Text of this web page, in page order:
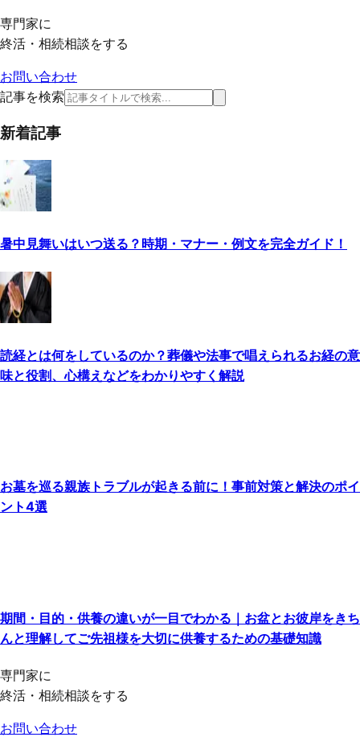
専門家に
終活・相続相談をする
お問い合わせ
記事を検索
新着記事
暑中見舞いはいつ送る？時期・マナー・例文を完全ガイド！
読経とは何をしているのか？葬儀や法事で唱えられるお経の意
味と役割、心構えなどをわかりやすく解説
お墓を巡る親族トラブルが起きる前に！事前対策と解決のポイ
ント4選
期間・目的・供養の違いが一目でわかる｜お盆とお彼岸をきち
んと理解してご先祖様を大切に供養するための基礎知識
専門家に
終活・相続相談をする
お問い合わせ